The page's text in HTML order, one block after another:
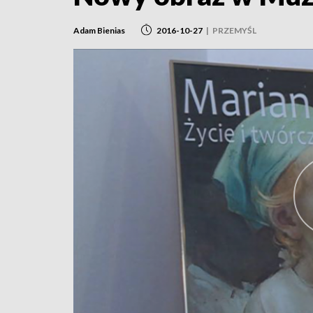
Adam Bienias 2016-10-27 | PRZEMYŚL